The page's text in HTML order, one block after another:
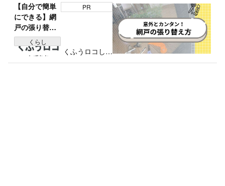
【自分で簡単
にできる】網
戸の張り替え
方の手順と失
敗しないコツ
を解説！
くらし
PR
くふうロコしず
おか編集部